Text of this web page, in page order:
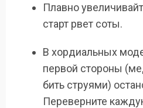
Плавно
старт рвет соты.
В хордиальных
первой стороны
бить струями)
Переверните